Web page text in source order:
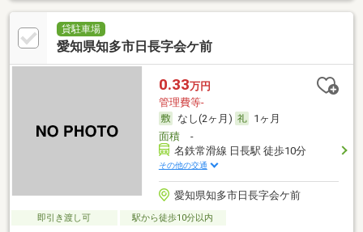
貸駐車場
愛知県知多市日長字会ケ前
0.33万円
管理費等-
なし(2ヶ月)
1ヶ月
面積-
名鉄常滑線 日長駅 徒歩10分
その他の交通
愛知県知多市日長字会ケ前
即引き渡し可 駅から徒歩10分以内